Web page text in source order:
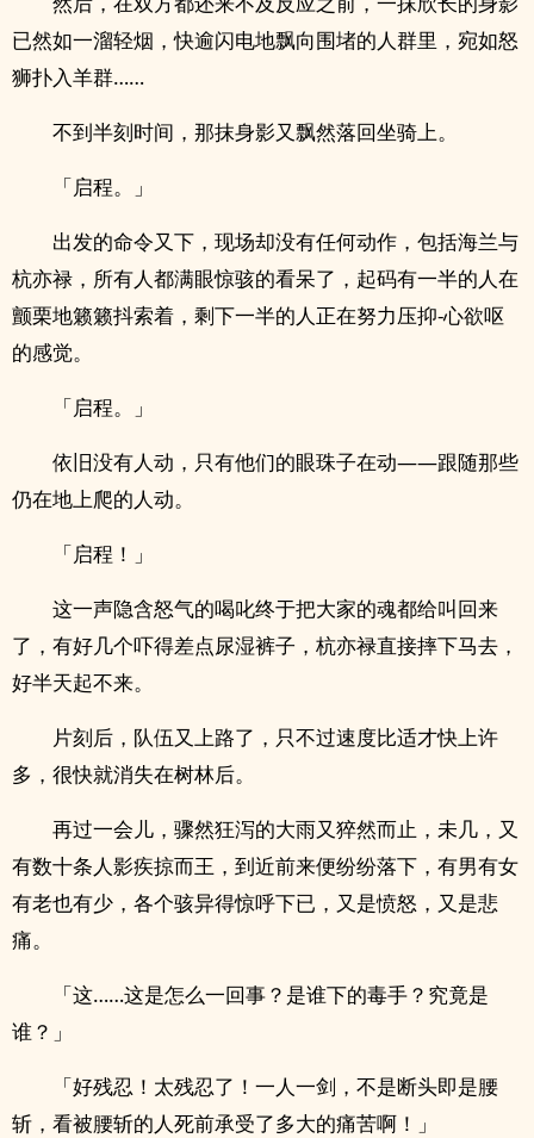
已然如一溜轻烟，快逾闪电地飘向围堵的人群里，宛如怒
狮扑入羊群……
不到半刻时间，那抹身影又飘然落回坐骑上。
「启程。」
出发的命令又下，现场却没有任何动作，包括海兰与
杭亦禄，所有人都满眼惊骇的看呆了，起码有一半的人在
颤栗地籁籁抖索着，剩下一半的人正在努力压抑-心欲呕
的感觉。
「启程。」
依旧没有人动，只有他们的眼珠子在动——跟随那些
仍在地上爬的人动。
「启程！」
这一声隐含怒气的喝叱终于把大家的魂都给叫回来
了，有好几个吓得差点尿湿裤子，杭亦禄直接摔下马去，
好半天起不来。
片刻后，队伍又上路了，只不过速度比适才快上许
多，很快就消失在树林后。
再过一会儿，骤然狂泻的大雨又猝然而止，未几，又
有数十条人影疾掠而王，到近前来便纷纷落下，有男有女
有老也有少，各个骇异得惊呼下已，又是愤怒，又是悲
痛。
「这……这是怎么一回事？是谁下的毒手？究竟是
谁？」
「好残忍！太残忍了！一人一剑，不是断头即是腰
斩，看被腰斩的人死前承受了多大的痛苦啊！」